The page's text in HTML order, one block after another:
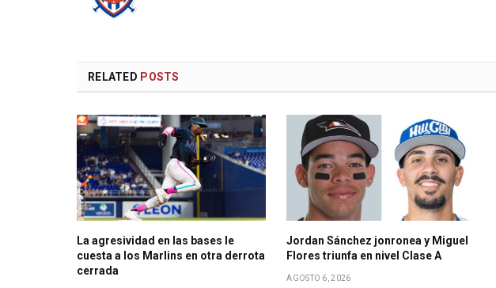
RELATED POSTS
La agresividad en las bases le
cuesta a los Marlins en otra derrota
cerrada
Jordan Sánchez jonronea y Miguel
Flores triunfa en nivel Clase A
AGOSTO 6, 2026